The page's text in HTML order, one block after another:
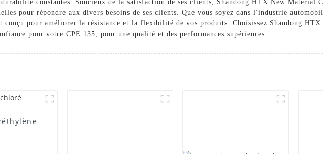
constantes. Soucieux de la satisfaction de ses clients, Shandong HTX New Material
pour répondre aux divers besoins de ses clients. Que vous soyez dans l'industrie
conçu pour améliorer la résistance et la flexibilité de vos produits. Choisissez Shandong
pour votre CPE 135, pour une qualité et des performances supérieures.